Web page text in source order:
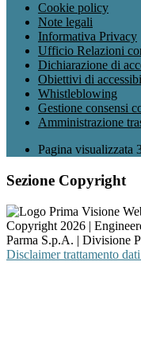
Cookie policy
Note legali
Informativa Privacy
Ufficio Relazioni
Dichiarazione di
Obiettivi di
Whistleblowing
Gestione consensi
Amministrazione
Pagina visualizzata
Sezione Copyright
Copyright 2026 |
Parma S.p.A. | Divisione
Disclaimer trattamento